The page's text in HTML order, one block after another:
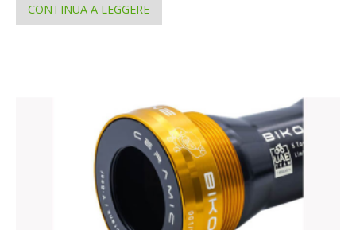
CONTINUA A LEGGERE